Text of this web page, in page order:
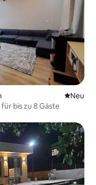
Neue
Neu
bis zu 8 Gäste